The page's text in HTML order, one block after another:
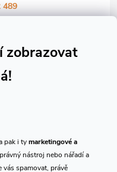
zobrazovat
pak i tymarketingové a
nástroj nebo nářadí a
vás spamovat, právě
489
CHN_CZ